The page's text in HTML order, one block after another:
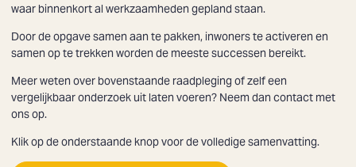
waar binnenkort al werkzaamheden gepland staan.
Door de opgave samen aan te pakken, inwoners te activeren en
samen op te trekken worden de meeste successen bereikt.
Meer weten over bovenstaande raadpleging of zelf een
vergelijkbaar onderzoek uit laten voeren? Neem dan contact met
ons op.
Klik op de onderstaande knop voor de volledige samenvatting.